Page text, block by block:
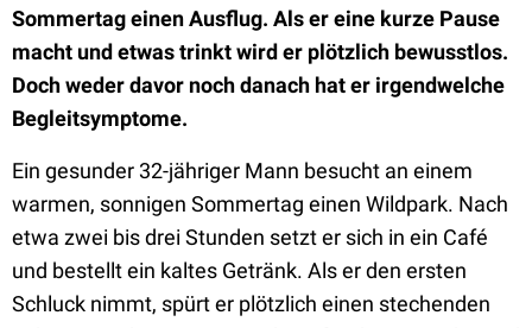
Sommertag einen Ausflug. Als er eine kurze Pause
macht und etwas trinkt wird er plötzlich bewusstlos.
Doch weder davor noch danach hat er irgendwelche
Begleitsymptome.
Ein gesunder 32-jähriger Mann besucht an einem
warmen, sonnigen Sommertag einen Wildpark. Nach
etwa zwei bis drei Stunden setzt er sich in ein Café
und bestellt ein kaltes Getränk. Als er den ersten
Schluck nimmt, spürt er plötzlich einen stechenden